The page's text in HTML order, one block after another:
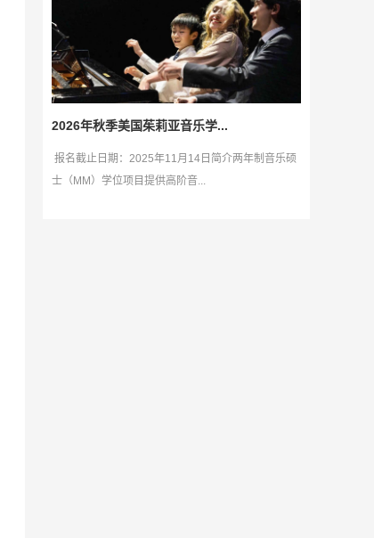
2026年秋季美国茱莉亚音乐学...
报名截止日期：2025年11月14日简介两年制音乐硕
士（MM）学位项目提供高阶音...